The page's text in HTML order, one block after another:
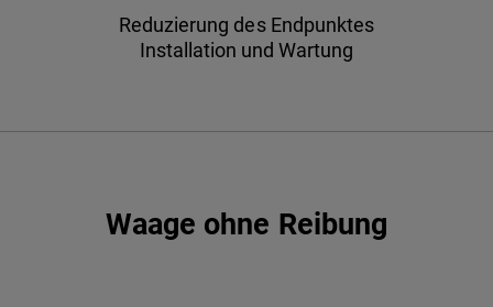
Reduzierung des Endpunktes
Installation und Wartung
Waage ohne Reibung